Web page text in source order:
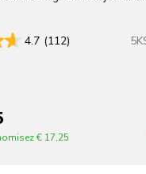
4.7 (112)
€ 17,25